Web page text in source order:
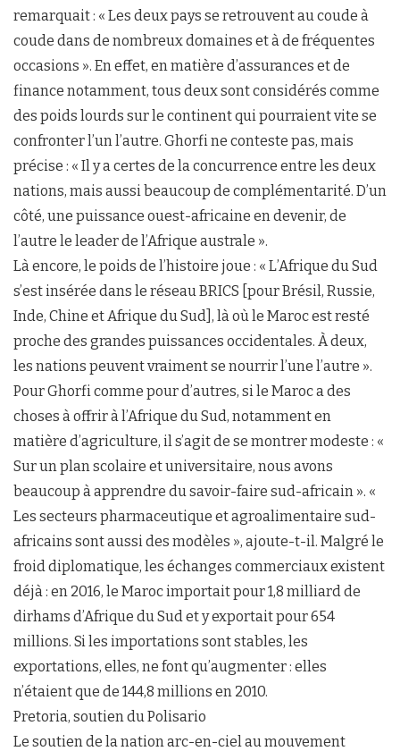
remarquait : « Les deux pays se retrouvent au coude à
coude dans de nombreux domaines et à de fréquentes
occasions ». En effet, en matière d’assurances et de
finance notamment, tous deux sont considérés comme
des poids lourds sur le continent qui pourraient vite se
confronter l’un l’autre. Ghorfi ne conteste pas, mais
précise : « Il y a certes de la concurrence entre les deux
nations, mais aussi beaucoup de complémentarité. D’un
côté, une puissance ouest-africaine en devenir, de
l’autre le leader de l’Afrique australe ».
Là encore, le poids de l’histoire joue : « L’Afrique du Sud
s’est insérée dans le réseau BRICS [pour Brésil, Russie,
Inde, Chine et Afrique du Sud], là où le Maroc est resté
proche des grandes puissances occidentales. À deux,
les nations peuvent vraiment se nourrir l’une l’autre ».
Pour Ghorfi comme pour d’autres, si le Maroc a des
choses à offrir à l’Afrique du Sud, notamment en
matière d’agriculture, il s’agit de se montrer modeste : «
Sur un plan scolaire et universitaire, nous avons
beaucoup à apprendre du savoir-faire sud-africain ». «
Les secteurs pharmaceutique et agroalimentaire sud-
africains sont aussi des modèles », ajoute-t-il. Malgré le
froid diplomatique, les échanges commerciaux existent
déjà : en 2016, le Maroc importait pour 1,8 milliard de
dirhams d’Afrique du Sud et y exportait pour 654
millions. Si les importations sont stables, les
exportations, elles, ne font qu’augmenter : elles
n’étaient que de 144,8 millions en 2010.
Pretoria, soutien du Polisario
Le soutien de la nation arc-en-ciel au mouvement